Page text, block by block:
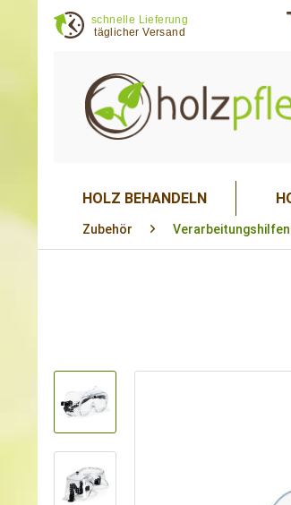
schnelle Lieferung
täglicher Versand
HOLZ BEHANDELN
Zubehör Verarbeitungshilfen